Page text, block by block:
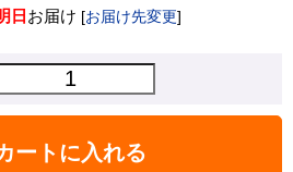
日 お届け [お届け先変更]
ートに入れる